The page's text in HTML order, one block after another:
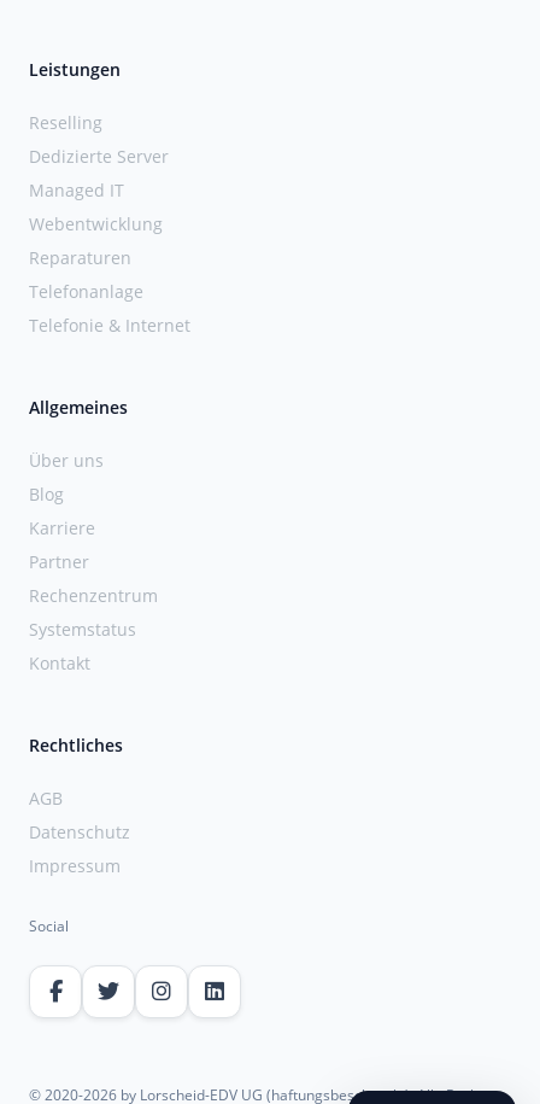
Leistungen
Reselling
Dedizierte Server
Managed IT
Webentwicklung
Reparaturen
Telefonanlage
Telefonie & Internet
Allgemeines
Über uns
Blog
Karriere
Partner
Rechenzentrum
Systemstatus
Kontakt
Rechtliches
AGB
Datenschutz
Impressum
Social
© 2020-2026 by Lorscheid-EDV UG (haftungsbeschränkt). Alle Rechte